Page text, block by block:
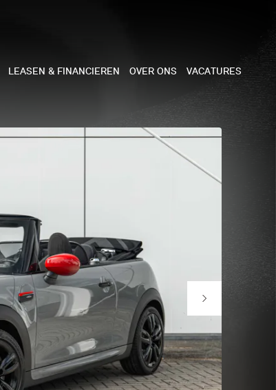
CABRIO
5-DEURS
COOPER WORKS
SMITH EDITION
LEASEN & FINANCIEREN OVER ONS VACATURES